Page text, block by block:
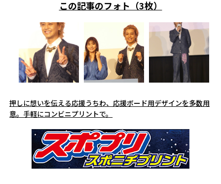
この記事のフォト（3枚）
押しに想いを伝える応援うちわ、応援ボード用デザインを多数用
意。手軽にコンビニプリントで。